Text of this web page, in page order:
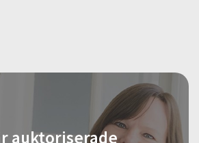
auktoriserade